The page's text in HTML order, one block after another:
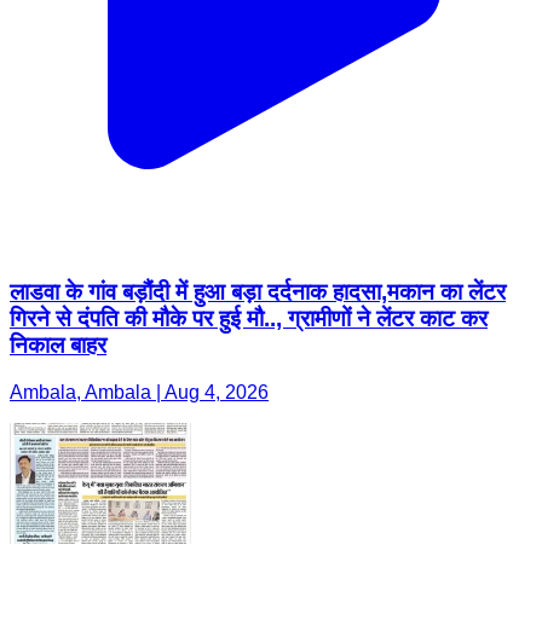
लाडवा के गांव बड़ौंदी में हुआ बड़ा दर्दनाक हादसा,मकान का लेंटर
गिरने से दंपति की मौके पर हुई मौ.., ग्रामीणों ने लेंटर काट कर
निकाल बाहर
Ambala, Ambala | Aug 4, 2026